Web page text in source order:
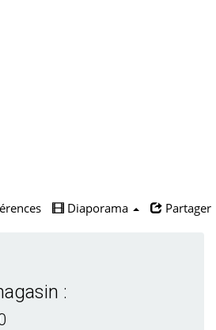
Diaporama Partager
: